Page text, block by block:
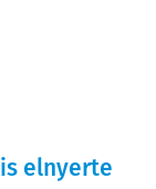
is elnyerte